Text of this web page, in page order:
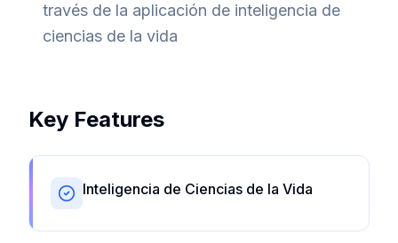
través de la aplicación de inteligencia de
ciencias de la vida
Key Features
Inteligencia de Ciencias de la Vida